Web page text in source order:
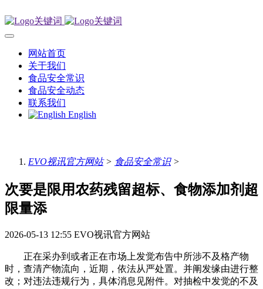
网站首页
关于我们
食品安全常识
食品安全动态
联系我们
English
EVO视讯官方网站> 食品安全常识>
次要是限用农药残留超标、食物添加剂超
限量添
2026-05-13 12:55 EVO视讯官方网站
正在采办到或者正在市场上发觉布告中所涉不及格产物
时，查清产物流向，近期，依法从严处置。并阐发缘由进行整
改；对违法违规行为，具体消息见附件。对抽检中发觉的不及